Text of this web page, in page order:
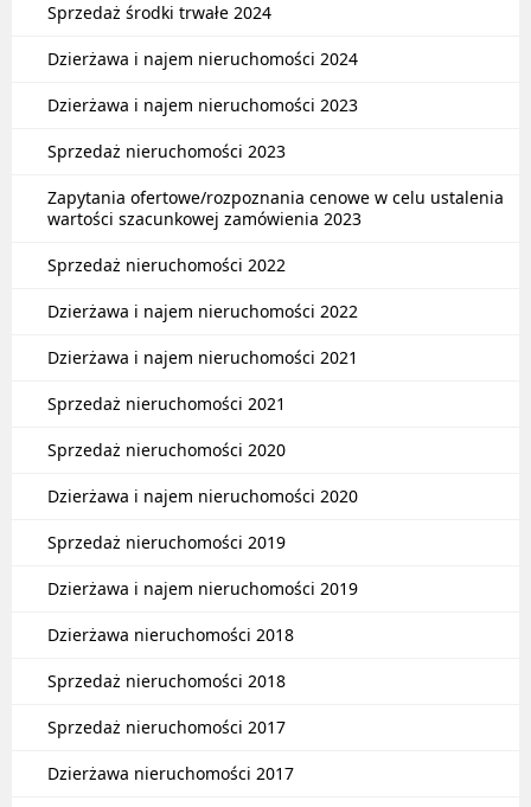
Sprzedaż środki trwałe 2024
Dzierżawa i najem nieruchomości 2024
Dzierżawa i najem nieruchomości 2023
Sprzedaż nieruchomości 2023
Zapytania ofertowe/rozpoznania cenowe w celu ustalenia
wartości szacunkowej zamówienia 2023
Sprzedaż nieruchomości 2022
Dzierżawa i najem nieruchomości 2022
Dzierżawa i najem nieruchomości 2021
Sprzedaż nieruchomości 2021
Sprzedaż nieruchomości 2020
Dzierżawa i najem nieruchomości 2020
Sprzedaż nieruchomości 2019
Dzierżawa i najem nieruchomości 2019
Dzierżawa nieruchomości 2018
Sprzedaż nieruchomości 2018
Sprzedaż nieruchomości 2017
Dzierżawa nieruchomości 2017